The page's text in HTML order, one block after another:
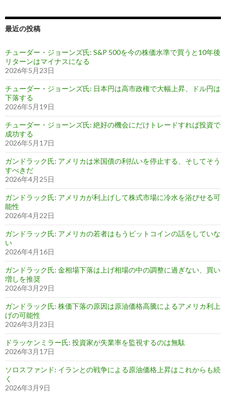
最近の投稿
チューダー・ジョーンズ氏: S&P 500を今の株価水準で買うと10年後
リターンはマイナスになる
2026年5月23日
チューダー・ジョーンズ氏: 日本円は高市政権で大幅上昇、ドル円は
下落する
2026年5月19日
チューダー・ジョーンズ氏: 絶好の機会にだけトレードすれば投資で
成功する
2026年5月17日
ガンドラック氏: アメリカは米国債の利払いを停止する、そしてそう
すべきだ
2026年4月25日
ガンドラック氏: アメリカが利上げして株式市場に冷水を浴びせる可
能性
2026年4月22日
ガンドラック氏: アメリカの若者はもうビットコインの話をしていな
い
2026年4月16日
ガンドラック氏: 金相場下落は上げ相場の中の調整に過ぎない、買い
増しを推奨
2026年3月29日
ガンドラック氏: 株価下落の原因は原油価格高騰によるアメリカ利上
げの可能性
2026年3月23日
ドラッケンミラー氏: 投資家が失業率を監視するのは無駄
2026年3月17日
ソロスファンド: イランとの戦争による原油価格上昇はこれからも続
く
2026年3月9日